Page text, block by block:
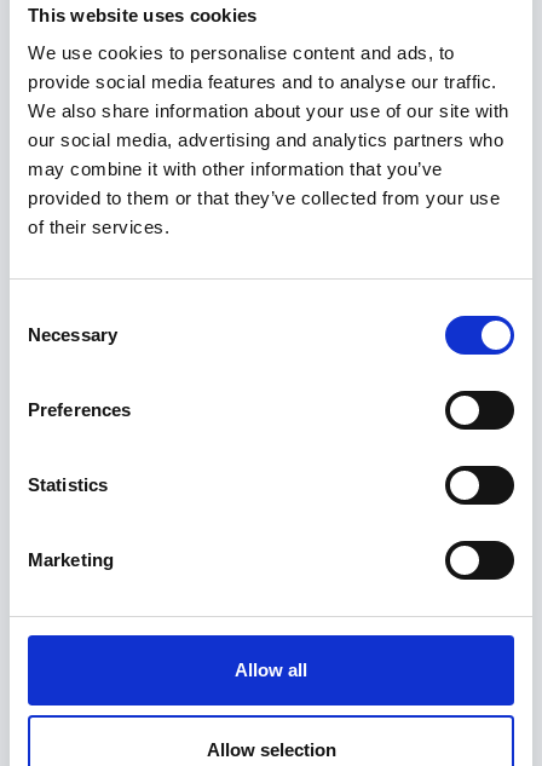
This website uses cookies
We use cookies to personalise content and ads, to
provide social media features and to analyse our traffic.
We also share information about your use of our site with
our social media, advertising and analytics partners who
may combine it with other information that you’ve
provided to them or that they’ve collected from your use
of their services.
Selection
Necessary
Preferences
Statistics
Marketing
Allow all
Allow selection
PIM a hromadná správa produktov
Centrálny PIM systém spravuje katalóg naprieč
všetkými kanálmi, do Rocketoo MAX
synchronizuje produkty, varianty, obrázky aj
ceny. Zmena na jednom mieste sa premietne
všade.
Postavte si vlastnú iOS alebo Android aplikáciu,
ktorá čerpá dáta priamo z e-shopu cez API.
Rovnaký katalóg, rovnaké objednávky,
Reporting a BI nástroje